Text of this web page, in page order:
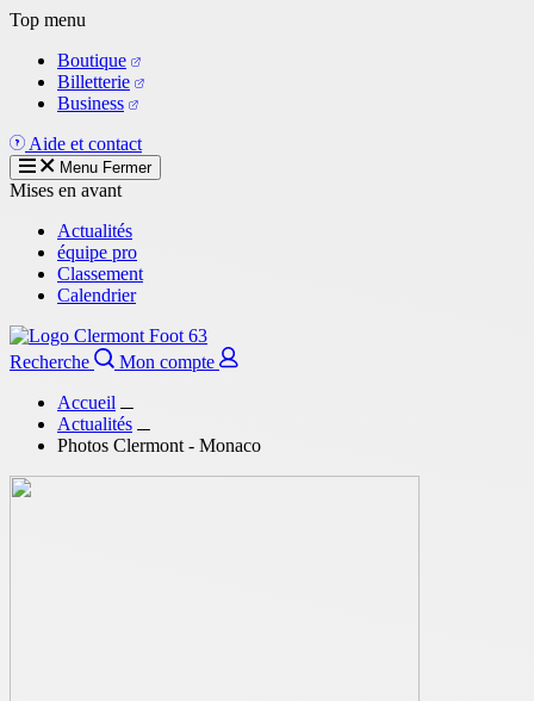
Aller
contenu
principal
Top menu
Boutique
Billetterie
Business
Aide et contact
Menu Fermer
Mises en avant
Actualités
équipe pro
Classement
Calendrier
Recherche
Mon compte
Accueil
Actualités
Photos Clermont - Monaco